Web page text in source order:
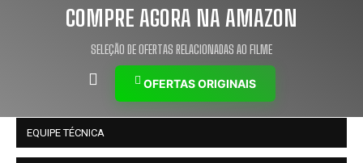
COMPRE AGORA NA AMAZON
SELEÇÃO DE OFERTAS RELACIONADAS AO FILME
OFERTAS ORIGINAIS
EQUIPE TÉCNICA